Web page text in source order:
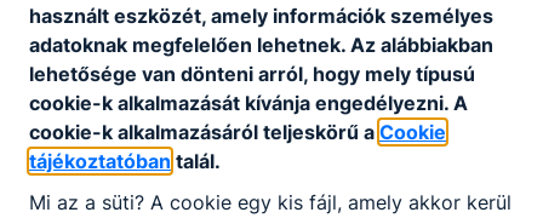
használt eszközét, amely információk személyes
adatoknak megfelelően lehetnek. Az alábbiakban
lehetősége van dönteni arról, hogy mely típusú
cookie-k alkalmazását kívánja engedélyezni. A
cookie-k alkalmazásáról teljeskörű a Cookie
tájékoztatóban talál.
Mi az a süti? A cookie egy kis fájl, amely akkor kerül